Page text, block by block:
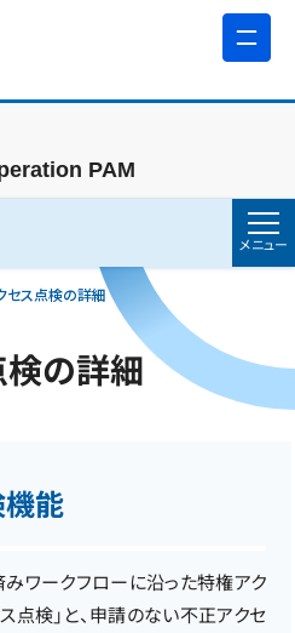
PAM
メニュー
セス点検の詳細
の詳細
能
ワークフローに沿った特権アク
点検」と、申請のない不正アクセ